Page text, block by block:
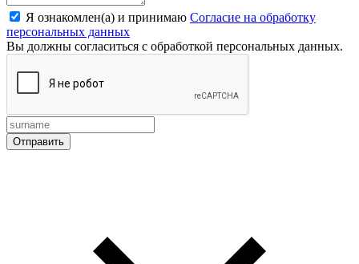
Я ознакомлен(а) и принимаю Согласие на обработку
персональных данных
Вы должны согласиться с обработкой персональных данных.